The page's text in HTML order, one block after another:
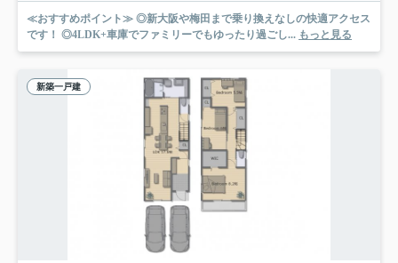
≪おすすめポイント≫ ◎新大阪や梅田まで乗り換えなしの快適アクセス
です！ ◎4LDK+車庫でファミリーでもゆったり過ごし... もっと見る
新築一戸建